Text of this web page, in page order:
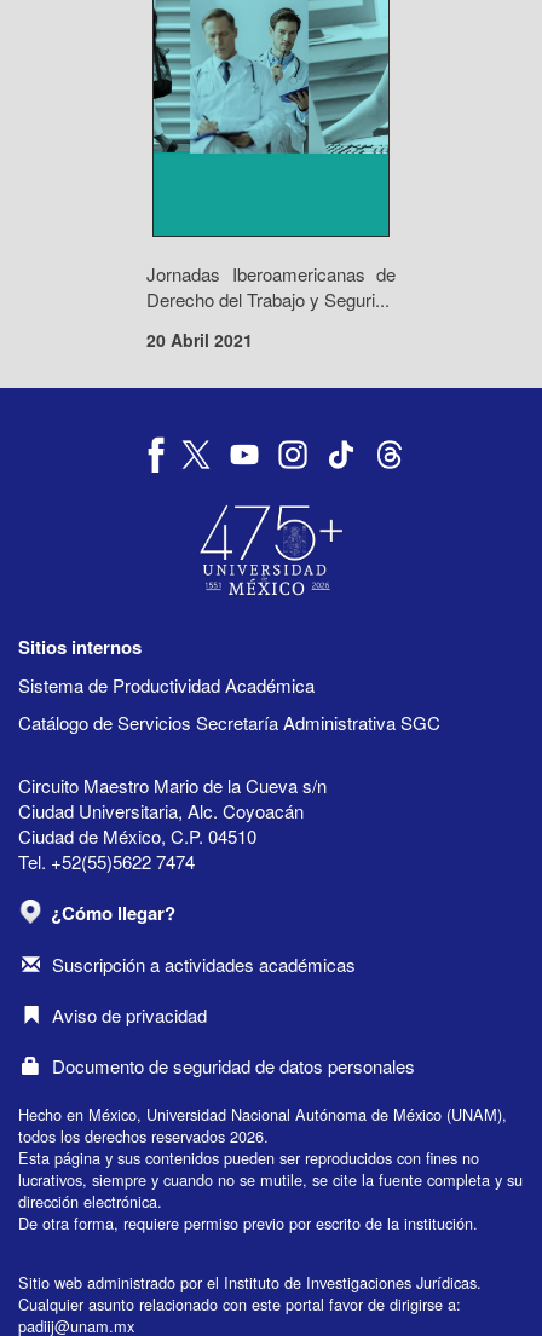
Jornadas Iberoamericanas de
Derecho del Trabajo y Seguri...
20 Abril 2021
Sitios internos
Sistema de Productividad Académica
Catálogo de Servicios Secretaría Administrativa SGC
Circuito Maestro Mario de la Cueva s/n
Ciudad Universitaria, Alc. Coyoacán
Ciudad de México, C.P. 04510
Tel. +52(55)5622 7474
¿Cómo llegar?
Suscripción a actividades académicas
Aviso de privacidad
Documento de seguridad de datos personales
Hecho en México, Universidad Nacional Autónoma de México (UNAM),
todos los derechos reservados 2026.
Esta página y sus contenidos pueden ser reproducidos con fines no
lucrativos, siempre y cuando no se mutile, se cite la fuente completa y su
dirección electrónica.
De otra forma, requiere permiso previo por escrito de la institución.
Sitio web administrado por el Instituto de Investigaciones Jurídicas.
Cualquier asunto relacionado con este portal favor de dirigirse a:
padiij@unam.mx